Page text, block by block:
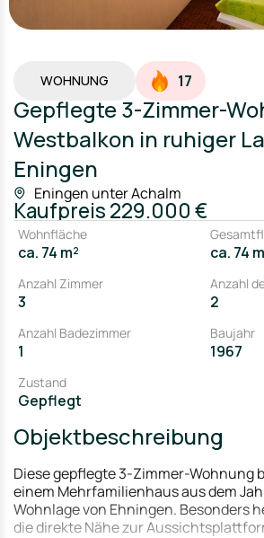
WOHNUNG 17
Gepflegte 3-Zimmer-
Westbalkon in ruhiger
Eningen
Eningen unter Achalm
Kaufpreis229.000 €
Wohnfläche
ca. 74 m² ca. 74
Anzahl Zimmer
3
Anzahl
2
Anzahl Badezimmer
1
Baujahr
1967
Zustand
Gepflegt
Objektbeschreibung
Diese gepflegte 3-Zimmer-Wohnung
einem Mehrfamilienhaus aus dem
Wohnlage von Ehningen. Besonders
die direkte Nähe zur